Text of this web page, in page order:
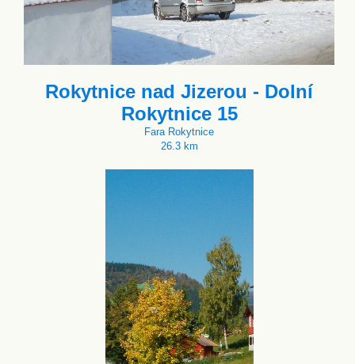
Rokytnice nad Jizerou - Dolní
Rokytnice 15
Fara Rokytnice
26.3 km